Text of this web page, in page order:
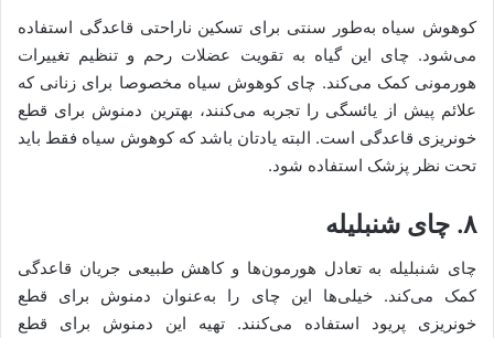
کوهوش سیاه به‌طور سنتی برای تسکین ناراحتی قاعدگی استفاده
می‌شود. چای این گیاه به تقویت عضلات رحم و تنظیم تغییرات
هورمونی کمک می‌کند. چای کوهوش سیاه مخصوصا برای زنانی که
علائم پیش از یائسگی را تجربه می‌کنند، بهترین دمنوش برای قطع
خونریزی قاعدگی است. البته یادتان باشد که کوهوش سیاه فقط باید
تحت نظر پزشک استفاده شود.
۸. چای شنبلیله
چای شنبلیله به تعادل هورمون‌ها و کاهش طبیعی جریان قاعدگی
کمک می‌کند. خیلی‌ها این چای را به‌عنوان دمنوش برای قطع
خونریزی پریود استفاده می‌کنند. تهیه این دمنوش برای قطع